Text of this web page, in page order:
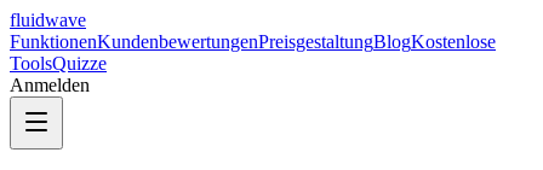
fluidwave
FunktionenKundenbewertungenPreisgestaltungBlogKostenlose
ToolsQuizze
Anmelden